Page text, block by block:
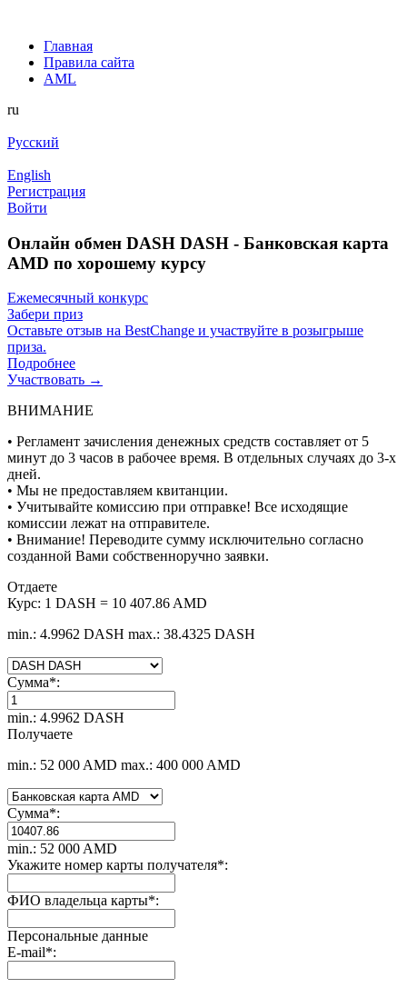
Главная
Правила сайта
AML
ru
Русский
English
Регистрация
Войти
Онлайн обмен DASH DASH - Банковская карта
AMD по хорошему курсу
Ежемесячный конкурс
Забери приз
Оставьте отзыв на BestChange и участвуйте в розыгрыше
приза.
Подробнее
Участвовать →
ВНИМАНИЕ
• Регламент зачисления денежных средств составляет от 5
минут до 3 часов в рабочее время. В отдельных случаях до 3-х
дней.
• Мы не предоставляем квитанции.
• Учитывайте комиссию при отправке! Все исходящие
комиссии лежат на отправителе.
• Внимание! Переводите сумму исключительно согласно
созданной Вами собственноручно заявки.
Отдаете
Курс: 1 DASH = 10 407.86 AMD
min.: 4.9962 DASH max.: 38.4325 DASH
Сумма*:
min.: 4.9962 DASH
Получаете
min.: 52 000 AMD max.: 400 000 AMD
Сумма*:
min.: 52 000 AMD
Укажите номер карты получателя*:
ФИО владельца карты*:
Персональные данные
E-mail*: